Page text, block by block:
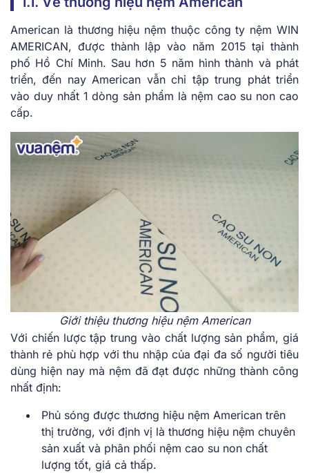
American là thương hiệu nệm thuộc công ty nệm WIN
AMERICAN, được thành lập vào năm 2015 tại thành
phố Hồ Chí Minh. Sau hơn 5 năm hình thành và phát
triển, đến nay American vẫn chỉ tập trung phát triển
vào duy nhất 1 dòng sản phẩm là nệm cao su non cao
cấp.
Giới thiệu thương hiệu nệm American
Với chiến lược tập trung vào chất lượng sản phẩm, giá
thành rẻ phù hợp với thu nhập của đại đa số người tiêu
dùng hiện nay mà nệm đã đạt được những thành công
nhất định:
Phủ sóng được thương hiệu nệm American trên
thị trường, với định vị là thương hiệu nệm chuyên
sản xuất và phân phối nệm cao su non chất
lượng tốt, giá cả thấp.